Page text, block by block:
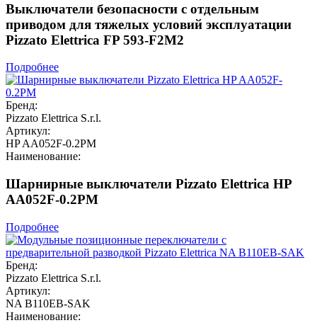
Выключатели безопасности с отдельным
приводом для тяжелых условий эксплуатации
Pizzato Elettrica FP 593-F2M2
Подробнее
Бренд:
Pizzato Elettrica S.r.l.
Артикул:
HP AA052F-0.2PM
Наименование:
Шарнирные выключатели Pizzato Elettrica HP
AA052F-0.2PM
Подробнее
Бренд:
Pizzato Elettrica S.r.l.
Артикул:
NA B110EB-SAK
Наименование: